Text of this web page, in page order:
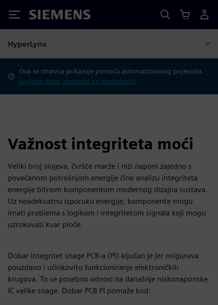
Siemens
HyperLynx
Ova se stranica prikazuje pomoću automatiziranog prijevoda.
Umjesto toga, pogledaj na engleskom?
Važnost integriteta moći
Veliki broj slojeva, čvršće marže i niži naponi zajedno s
povećanom potrošnjom energije čine analizu integriteta
energije bitnom komponentom modernog dizajna sustava.
Uz neadekvatnu isporuku energije, komponente mogu
imati problema s logikom i integritetom signala koji mogu
uzrokovati kvar ploče.
Dobar integritet snage PCB-a (PI) ključan je jer osigurava
pouzdano i učinkovito funkcioniranje elektroničkih
krugova. To se posebno odnosi na današnje niskonaponske
IC velike snage. Dobar PCB PI pomaže kod: